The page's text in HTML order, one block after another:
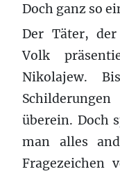
Doch ganz so
Der Täter,
Volk
Nikolajew.
überein. Doch
man alles
Fragezeichen